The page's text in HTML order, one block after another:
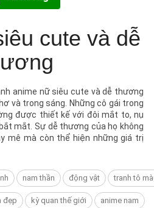
cute và dễ
anime nữ siêu cute và dễ thương
và trong sáng. Những cô gái trong
được thiết kế với đôi mắt to, nụ
mắt. Sự dễ thương của họ không
mê mà còn thể hiện những giá trị
nam thần động vật tranh tô
đẹp kỳ quan thế giới anime nam